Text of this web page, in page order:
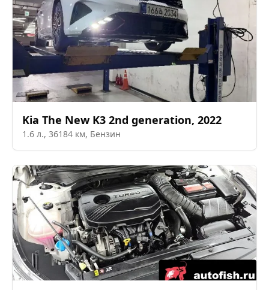
Kia The New K3 2nd generation, 2022
1.6 л., 36184 км, Бензин